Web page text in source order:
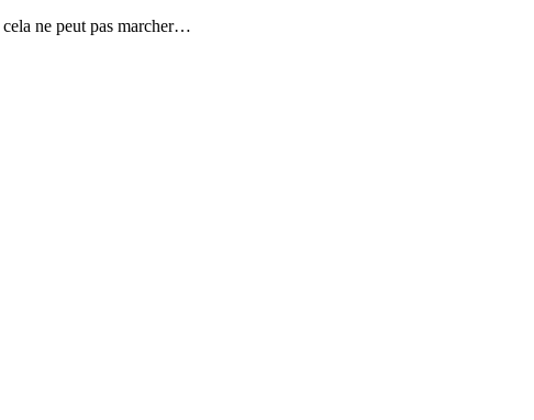
cela ne peut pas marcher…